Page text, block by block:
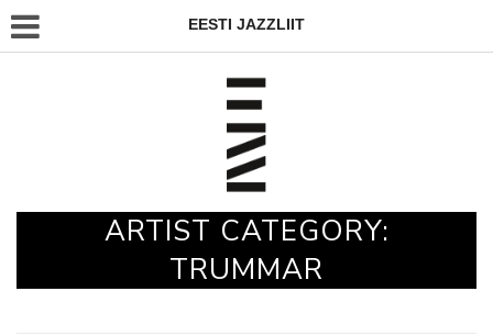
EESTI JAZZLIIT
ARTIST CATEGORY:
TRUMMAR